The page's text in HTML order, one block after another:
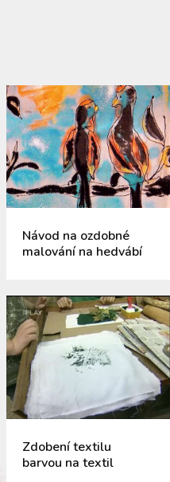
Návod na ozdobné
malování na hedvábí
Zdobení textilu
barvou na textil